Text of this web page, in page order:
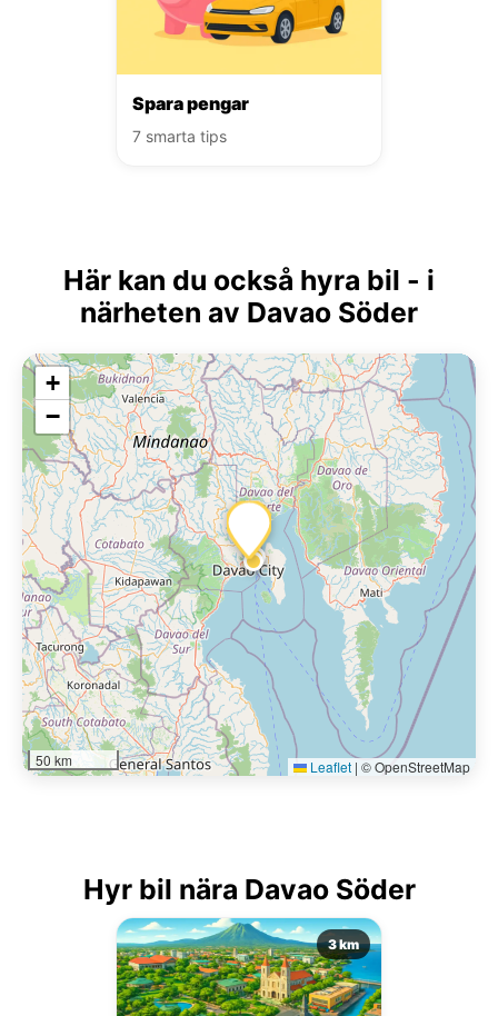
Spara pengar
7 smarta tips
Här kan du också hyra bil - i
närheten av Davao Söder
+
−
50 km Leaflet | © OpenStreetMap
Hyr bil nära Davao Söder
3 km